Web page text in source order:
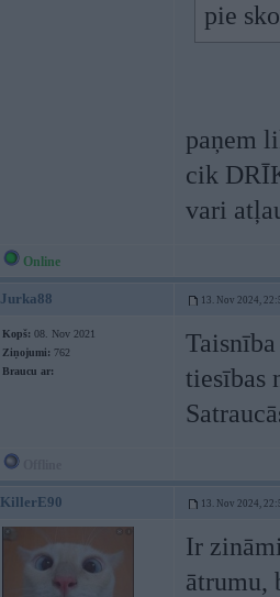
pie
paņem
cik
vari
Online
Jurka88 13. Nov 2024,
Kopš: 08. Nov 2021
Ziņojumi: 762
Braucu ar:
tiesības
KillerE90 13. Nov 2024,
Ir
ātrumu,